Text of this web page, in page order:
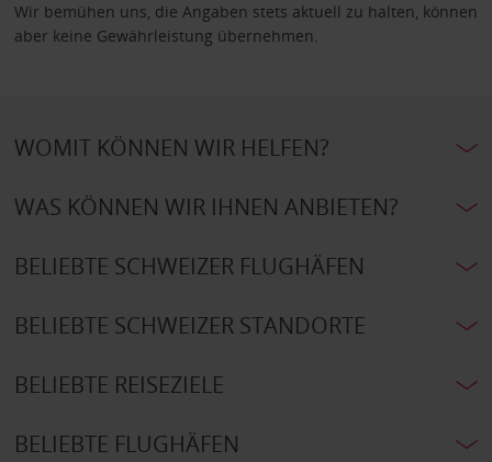
Wir bemühen uns, die Angaben stets aktuell zu halten, können
aber keine Gewährleistung übernehmen.
WOMIT KÖNNEN WIR HELFEN?
WAS KÖNNEN WIR IHNEN ANBIETEN?
BELIEBTE SCHWEIZER FLUGHÄFEN
BELIEBTE SCHWEIZER STANDORTE
BELIEBTE REISEZIELE
BELIEBTE FLUGHÄFEN